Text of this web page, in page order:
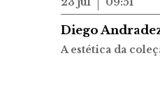
Diego
A estética da